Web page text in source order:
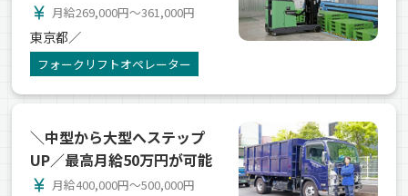
currency_yen 月給269,000円～361,000円
東京都／
フォークリフトオペレーター
＼中型から大型へステップ
UP／最高月給50万円が可能
currency_yen 月給400,000円～500,000円